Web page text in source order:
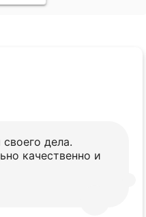
дела.
качественно и